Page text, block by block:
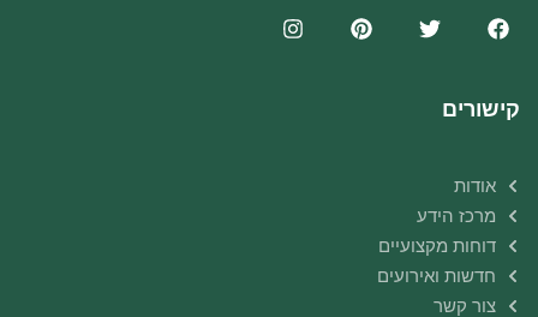
קישורים
אודות
מרכז הידע
דוחות מקצועיים
חדשות ואירועים
צור קשר